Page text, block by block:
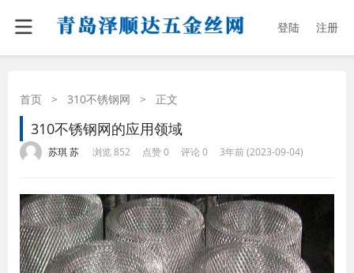
登陆 注册
首页 > 310不锈钢网 > 正文
310不锈钢网的应用领域
苏琪 苏 浏览 852 点赞 0 评论 0 3年前 (2023-09-04)